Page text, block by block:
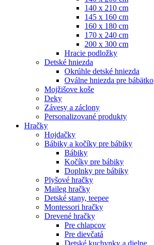
140 x 210 cm
145 x 160 cm
160 x 180 cm
170 x 240 cm
200 x 300 cm
Hracie podložky
Detské hniezda
Okrúhle detské hniezda
Oválne hniezda pre bábätko
Mojžišove koše
Deky
Závesy a záclony
Personalizované produkty
Hračky
Hojdačky
Bábiky a kočíky pre bábiky
Bábiky
Kočíky pre bábiky
Doplnky pre bábiky
Plyšové hračky
Maileg hračky
Detské stany, teepee
Montessori hračky
Drevené hračky
Pre chlapcov
Pre dievčatá
Detské kuchynky a dielne